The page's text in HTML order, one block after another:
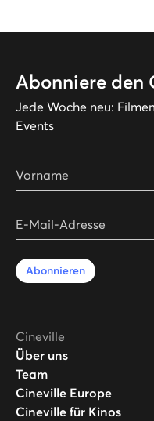
Abonniere den
Jede Woche neu:
Events
Vorname
E-Mail-Adresse
Abonnieren
Cineville
Über uns
Team
Cineville Europe
Cineville für Kinos